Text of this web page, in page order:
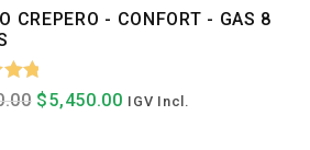
Era:
Es:
CREPERO - CONFORT - GAS 8
El
Precio
$5,450.00ElIGV Incl.